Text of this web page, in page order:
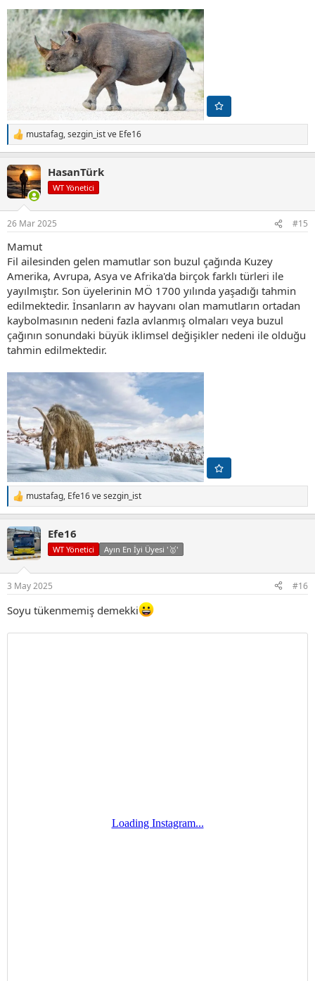
T
e
k
i
l
:
mustafag,sezgin_istve Efe16
HasanTürk
WT Yönetici
26 Mar 2025 #15
Mamut
Fil ailesinden gelen mamutlar son buzul çağında Kuzey
Amerika, Avrupa, Asya ve Afrika'da birçok farklı türleri ile
yayılmıştır. Son üyelerinin MÖ 1700 yılında yaşadığı tahmin
edilmektedir. İnsanların av hayvanı olan mamutların ortadan
kaybolmasının nedeni fazla avlanmış olmaları veya buzul
çağının sonundaki büyük iklimsel değişikler nedeni ile olduğu
tahmin edilmektedir.
T
e
k
i
l
mustafag, Efe16vesezgin_ist
Efe16
WT Yönetici Ayın En İyi Üyesi '🥇'
3 May 2025 #16
Soyu tükenmemiş demekki